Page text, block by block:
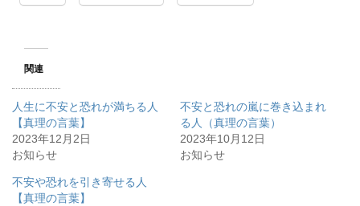
関連
人生に不安と恐れが満ちる人
【真理の言葉】
2023年12月2日
お知らせ
不安と恐れの嵐に巻き込まれ
る人（真理の言葉）
2023年10月12日
お知らせ
不安や恐れを引き寄せる人
【真理の言葉】